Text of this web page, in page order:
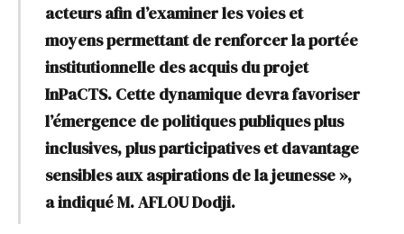
acteurs afin d’examiner les voies et
moyens permettant de renforcer la portée
institutionnelle des acquis du projet
InPaCTS. Cette dynamique devra favoriser
l’émergence de politiques publiques plus
inclusives, plus participatives et davantage
sensibles aux aspirations de la jeunesse »,
a indiqué M. AFLOU Dodji.